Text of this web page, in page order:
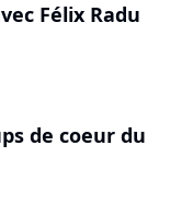
Félix Radu
de coeur du